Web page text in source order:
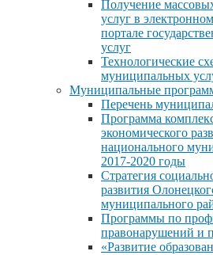
Получение
услуг в
портале
услуг
Технологические
муниципальных
Муниципальные
Перечень
Программа
экономического
национального
2017-2020 годы
Стратегия
развития
муниципального
Программы по
правонарушений и
«Развитие